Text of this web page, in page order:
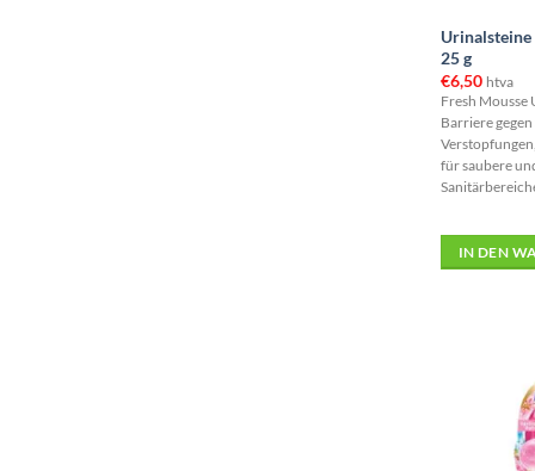
Urinalsteine
25 g
€6,50 htva
Fresh Mousse
Barriere
für saubere
IN DEN